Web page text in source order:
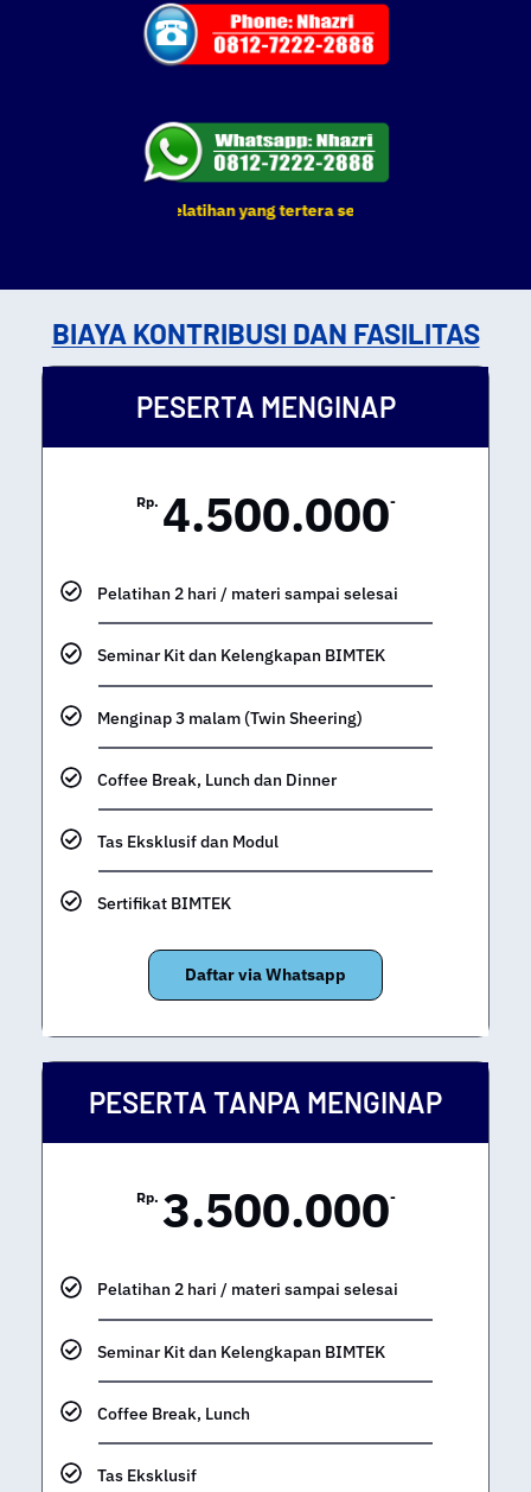
DIKLAT & Pelatihan yang tertera sewaktu-waktu dapat
BIAYA KONTRIBUSI DAN FASILITAS
PESERTA MENGINAP
Rp. 4.500.000-
Pelatihan 2 hari / materi sampai selesai
Seminar Kit dan Kelengkapan BIMTEK
Menginap 3 malam (Twin Sheering)
Coffee Break, Lunch dan Dinner
Tas Eksklusif dan Modul
Sertifikat BIMTEK
Daftar via Whatsapp
PESERTA TANPA MENGINAP
Rp. 3.500.000-
Pelatihan 2 hari / materi sampai selesai
Seminar Kit dan Kelengkapan BIMTEK
Coffee Break, Lunch
Tas Eksklusif